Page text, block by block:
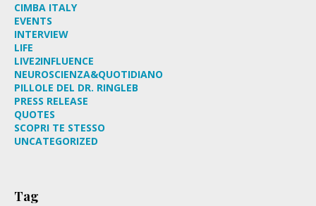
CIMBA ITALY
EVENTS
INTERVIEW
LIFE
LIVE2INFLUENCE
NEUROSCIENZA&QUOTIDIANO
PILLOLE DEL DR. RINGLEB
PRESS RELEASE
QUOTES
SCOPRI TE STESSO
UNCATEGORIZED
Tag